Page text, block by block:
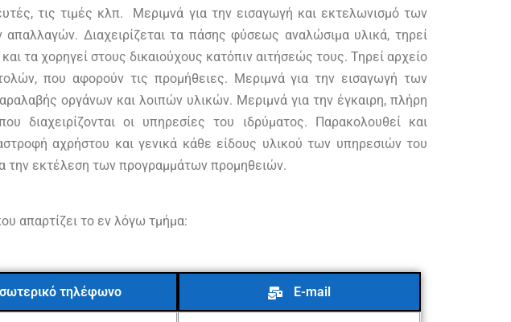
τις τιμές κλπ. Μεριμνά για την εισαγωγή και εκτελωνισμό των
Διαχειρίζεται τα πάσης φύσεως αναλώσιμα υλικά, τηρεί
τα χορηγεί στους δικαιούχους κατόπιν αιτήσεώς τους. Τηρεί αρχείο
που αφορούν τις προμήθειες. Μεριμνά για την εισαγωγή των
οργάνων και λοιπών υλικών. Μεριμνά για την έγκαιρη, πλήρη
οι υπηρεσίες του ιδρύματος. Παρακολουθεί και
αχρήστου και γενικά κάθε είδους υλικού των υπηρεσιών του
την εκτέλεση των προγραμμάτων προμηθειών.
απαρτίζει το εν λόγω τμήμα:
τηλέφωνο E-mail